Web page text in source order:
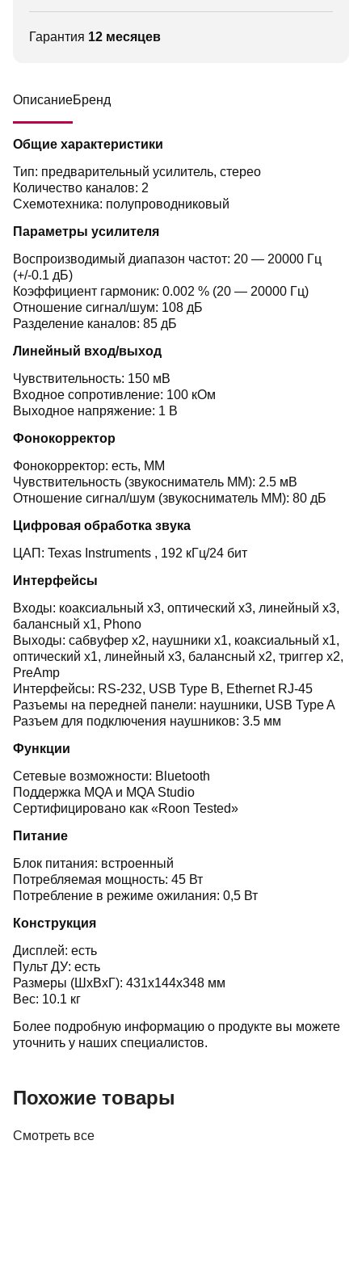
Гарантия 12 месяцев
ОписаниеБренд
Общие характеристики
Тип: предварительный усилитель, стерео
Количество каналов: 2
Схемотехника: полупроводниковый
Параметры усилителя
Воспроизводимый диапазон частот: 20 — 20000 Гц
(+/-0.1 дБ)
Коэффициент гармоник: 0.002 % (20 — 20000 Гц)
Отношение сигнал/шум: 108 дБ
Разделение каналов: 85 дБ
Линейный вход/выход
Чувствительность: 150 мВ
Входное сопротивление: 100 кОм
Выходное напряжение: 1 В
Фонокорректор
Фонокорректор: есть, MM
Чувствительность (звукосниматель MM): 2.5 мВ
Отношение сигнал/шум (звукосниматель MM): 80 дБ
Цифровая обработка звука
ЦАП: Texas Instruments , 192 кГц/24 бит
Интерфейсы
Входы: коаксиальный x3, оптический x3, линейный x3,
балансный x1, Phono
Выходы: сабвуфер x2, наушники x1, коаксиальный x1,
оптический x1, линейный x3, балансный x2, триггер x2,
PreAmp
Интерфейсы: RS-232, USB Type B, Ethernet RJ-45
Разъемы на передней панели: наушники, USB Type A
Разъем для подключения наушников: 3.5 мм
Функции
Сетевые возможности: Bluetooth
Поддержка MQA и MQA Studio
Сертифицировано как «Roon Tested»
Питание
Блок питания: встроенный
Потребляемая мощность: 45 Вт
Потребление в режиме ожилания: 0,5 Вт
Конструкция
Дисплей: есть
Пульт ДУ: есть
Размеры (ШхВхГ): 431x144x348 мм
Вес: 10.1 кг
Более подробную информацию о продукте вы можете
уточнить у наших специалистов.
Похожие товары
Смотреть все